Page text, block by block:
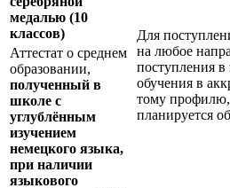
медалью (10
классов)
Для
на любое
поступления в
обучения в
тому
планируется
Аттестат о среднем
образовании,
полученный в
школе с
углублённым
изучением
немецкого языка,
при наличии
языкового